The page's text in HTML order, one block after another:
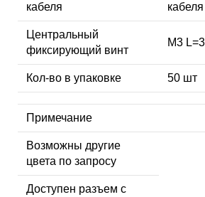
кабеля
Центральный
фиксирующий винт
М3
Кол-во в упаковке 50 шт
Примечание
Возможны другие
цвета по запросу
Доступен разъем с